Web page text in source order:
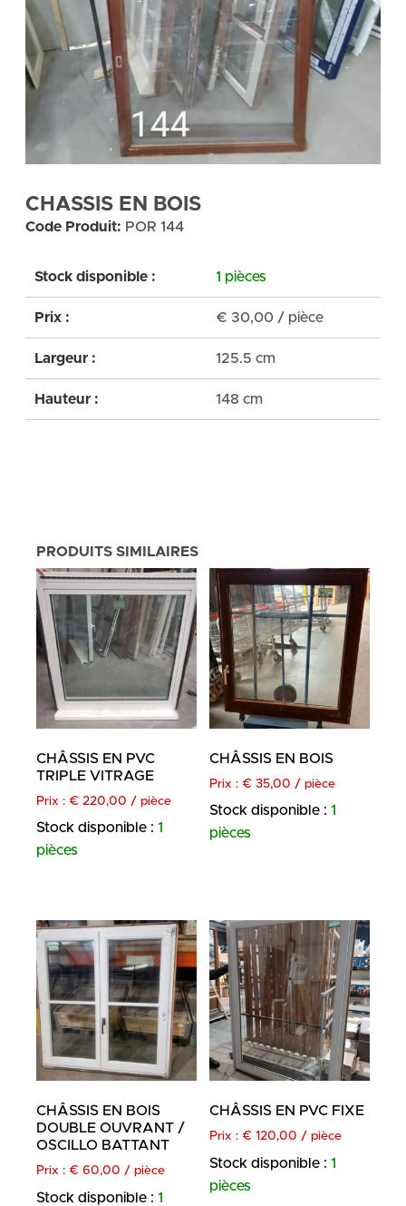
CHASSIS EN BOIS
Code Produit: POR 144
Stock disponible : 1 pièces
Prix : € 30,00 / pièce
Largeur : 125.5 cm
Hauteur : 148 cm
PRODUITS SIMILAIRES
CHÂSSIS EN PVC
TRIPLE VITRAGE
Prix : € 220,00 / pièce
Stock disponible : 1
pièces
CHÂSSIS EN BOIS
Prix : € 35,00 / pièce
Stock disponible : 1
pièces
CHÂSSIS EN BOIS
DOUBLE OUVRANT /
OSCILLO BATTANT
Prix : € 60,00 / pièce
Stock disponible : 1
CHÂSSIS EN PVC FIXE
Prix : € 120,00 / pièce
Stock disponible : 1
pièces